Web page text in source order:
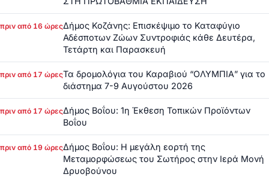
πριν από 16 ώρεςΔήμος Κοζάνης: Επισκέψιμο το Καταφύγιο
Αδέσποτων Ζώων Συντροφιάς κάθε Δευτέρα,
Τετάρτη και Παρασκευή
πριν από 17 ώρεςΤα δρομολόγια του Καραβιού “ΟΛΥΜΠΙΑ” για το
διάστημα 7-9 Αυγούστου 2026
πριν από 17 ώρεςΔήμος Βοΐου: 1η Έκθεση Τοπικών Προϊόντων
Βοΐου
πριν από 19 ώρεςΔήμος Βοΐου: Η μεγάλη εορτή της
Μεταμορφώσεως του Σωτήρος στην Ιερά Μονή
Δρυοβούνου